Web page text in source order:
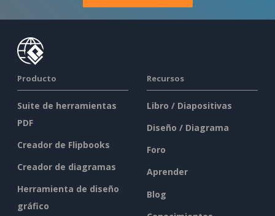
Producto
Suite de herramientas
PDF
Creador de Flipbooks
Creador de diagramas
Herramienta de diseño
gráfico
Recursos
Libro / Diapositivas
Diseño / Diagrama
Foro
Aprender
Blog